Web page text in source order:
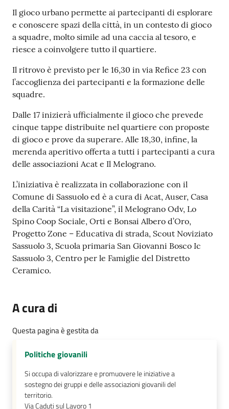
s
s
u
o
o
gli
argomenti...
su
Il gioco urbano permette ai partecipanti di esplorare
e conoscere spazi della città, in un contesto di gioco
a squadre, molto simile ad una caccia al tesoro, e
riesce a coinvolgere tutto il quartiere.
Il ritrovo è previsto per le 16,30 in via Refice 23 con
l’accoglienza dei partecipanti e la formazione delle
squadre.
Dalle 17 inizierà ufficialmente il gioco che prevede
cinque tappe distribuite nel quartiere con proposte
di gioco e prove da superare. Alle 18,30, infine, la
merenda aperitivo offerta a tutti i partecipanti a cura
delle associazioni Acat e Il Melograno.
L’iniziativa è realizzata in collaborazione con il
Comune di Sassuolo ed è a cura di Acat, Auser, Casa
della Carità “La visitazione”, il Melograno Odv, Lo
Spino Coop Sociale, Orti e Bonsai Albero d’Oro,
Progetto Zone – Educativa di strada, Scout Noviziato
Sassuolo 3, Scuola primaria San Giovanni Bosco Ic
Sassuolo 3, Centro per le Famiglie del Distretto
Ceramico.
A cura di
Questa pagina è gestita da
Politiche giovanili
Si occupa di valorizzare e promuovere le iniziative a
sostegno dei gruppi e delle associazioni giovanili del
territorio.
Via Caduti sul Lavoro 1